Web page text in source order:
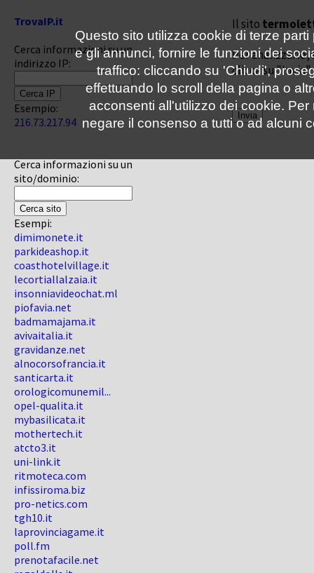
TrovaIP.it
Cerca informazioni su un
indirizzo IP:
Esempio:
216.73.217.94
Cerca informazioni su un
sito/dominio:
Esempi:
dimimonete.it
parkideashop.it
coasthotelvillage.it
lecortiallalzaia.it
insonniavideochat.ml
piofavia.net
badmamajama.it
avivaitalia.it
gravidanze.net
alnocorsofrancia.it
santicarta.it
orologicomunemil...
opel-qualita.it
mybasilicata.it
mothertech.it
atcto3.it
uni-link.it
ritmoteca.com
infissiroma.biz
pro-netics.com
tgh10.it
laprovinciagame.it
poll.fm
prenotafacile.net
Il sito
Per
clicca su "Invia"
Questo sito utilizza cookie di terze
e gli annunci, fornire le funzioni dei
traffico: cliccando su 'Chiudi',
effettuando lo scroll della pagina o
acconsenti all'utilizzo dei cookie.
negare il consenso a tutti o ad alcuni